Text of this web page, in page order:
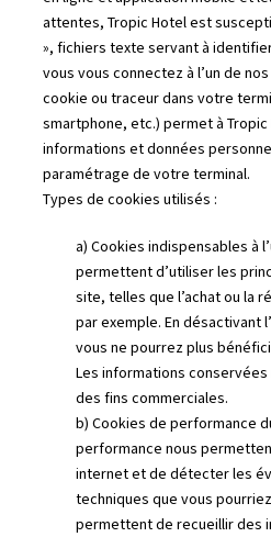
attentes, Tropic Hotel est
», fichiers texte servant à
vous vous connectez à l’un de
cookie ou traceur dans votre
smartphone, etc.) permet à
informations et données
paramétrage de votre terminal.
Types de cookies utilisés :
a) Cookies indispensables à
permettent d’utiliser les
site, telles que l’achat ou la
par exemple. En désactivant
vous ne pourrez plus
Les informations
des fins commerciales.
b) Cookies de performance
performance nous
internet et de détecter les
techniques que vous
permettent de recueillir des